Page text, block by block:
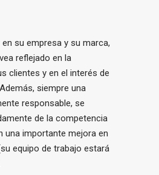
su empresa y su marca,
reflejado en la
clientes y en el interés de
siempre una
responsable, se
de la competencia
una importante mejora en
equipo de trabajo estará